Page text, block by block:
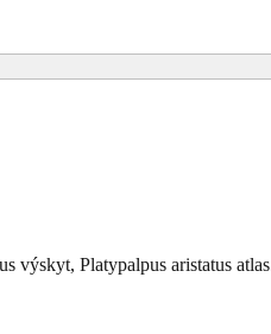
výskyt, Platypalpus aristatus